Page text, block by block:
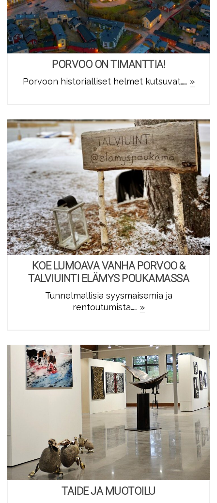
PORVOO ON TIMANTTIA!
Porvoon historialliset helmet kutsuvat…… »
KOE LUMOAVA VANHA PORVOO &
TALVIUINTI ELÄMYS POUKAMASSA
Tunnelmallisia syysmaisemia ja
rentoutumista…… »
TAIDE JA MUOTOILU